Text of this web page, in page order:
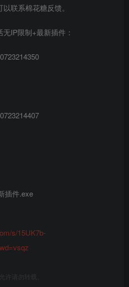
联系棉花糖反馈。
IP限制+最新插件：
插件.exe
s/15UK7b-
许请勿转载。